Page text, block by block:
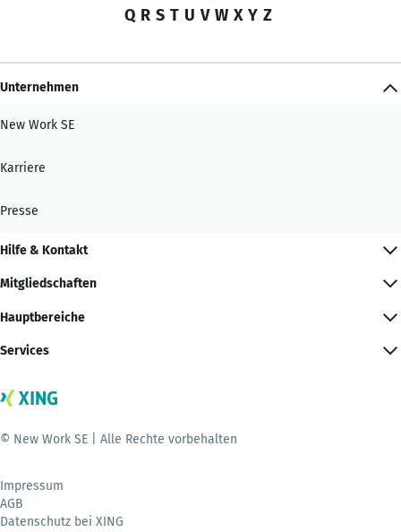
Q R S T U V W X Y Z
Unternehmen
New Work SE
Karriere
Presse
Hilfe & Kontakt
Mitgliedschaften
Hauptbereiche
Services
© New Work SE | Alle Rechte vorbehalten
Impressum
AGB
Datenschutz bei XING